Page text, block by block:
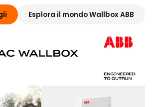
Esplora il mondo Wallbox ABB